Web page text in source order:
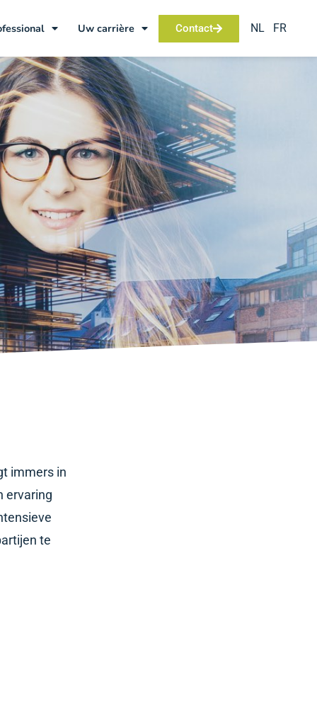
Uw carrière Contact NL FR
immers in
ervaring
te